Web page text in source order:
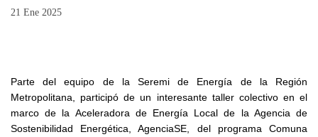
21 Ene 2025
Parte del equipo de la Seremi de Energía de la Región
Metropolitana, participó de un interesante taller colectivo en el
marco de la Aceleradora de Energía Local de la Agencia de
Sostenibilidad Energética, AgenciaSE, del programa Comuna